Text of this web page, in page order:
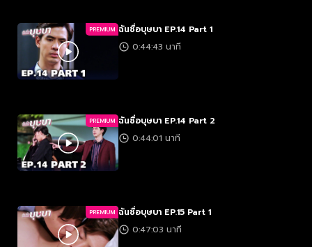
PREMIUM ฉันชื่อบุษบา EP.14 Part 1
0:44:43 นาที
PREMIUM ฉันชื่อบุษบา EP.14 Part 2
0:44:01 นาที
PREMIUM ฉันชื่อบุษบา EP.15 Part 1
0:47:03 นาที